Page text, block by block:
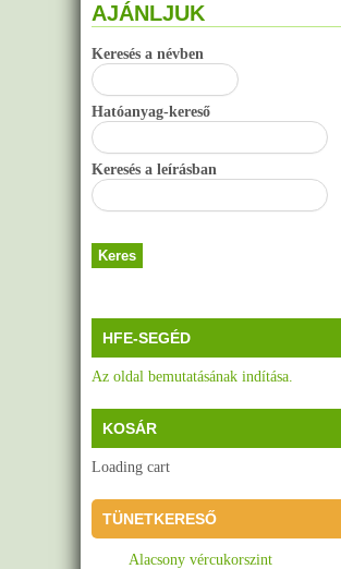
AJÁNLJUK
Keresés a névben
Hatóanyag-kereső
Keresés a leírásban
HFE-SEGÉD
Az oldal bemutatásának indítása.
KOSÁR
Loading cart
TÜNETKERESŐ
Alacsony vércukorszint